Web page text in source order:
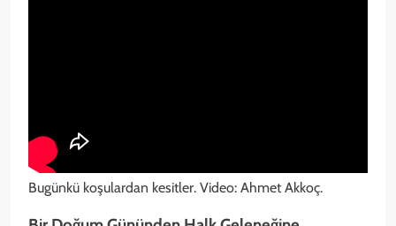
Bugünkü koşulardan kesitler. Video: Ahmet Akkoç.